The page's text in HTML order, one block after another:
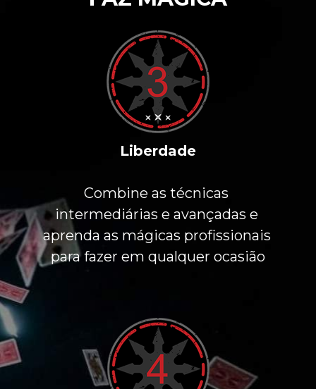
Liberdade
Combine as técnicas
intermediárias e avançadas e
aprenda as mágicas profissionais
para fazer em qualquer ocasião